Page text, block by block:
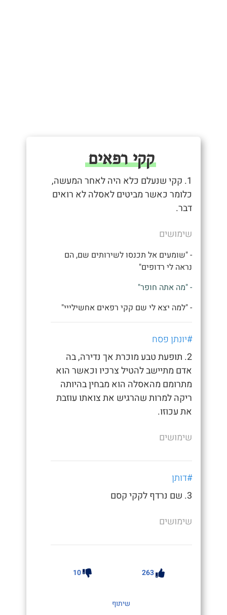
קקי רפאים
1. קקי שנעלם כלא היה לאחר המעשה,
כלומר כאשר מביטים לאסלה לא רואים
דבר.
שימושים
- "שומעים אל תכנסו לשירותים שם, הם
נראה לי רדופים"
- "מה אתה חופר"
- "למה יצא לי שם קקי רפאים אחשילייי"
#יונתן פסח
2. תופעת טבע מוכרת אך נדירה, בה
אדם מתיישב להטיל צרכיו וכאשר הוא
מתרומם מהאסלה הוא מבחין בהיותה
ריקה למרות שהרגיש את צואתו עוזבת
את עכוזו.
שימושים
#דותן
3. שם נרדף לקקי קסם
שימושים
263
10
שיתוף